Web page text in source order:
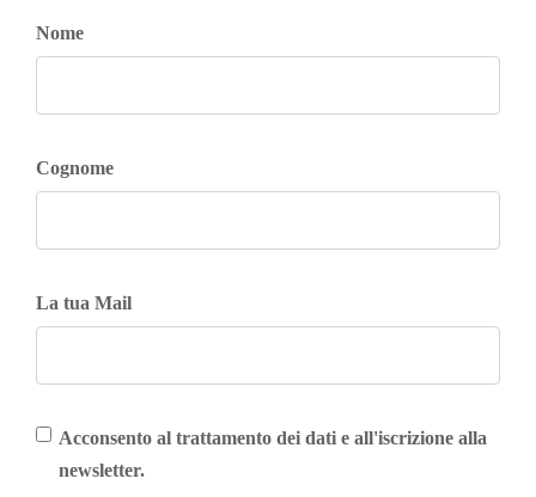
Nome
Cognome
La tua Mail
Acconsento al trattamento dei dati e all'iscrizione alla
newsletter.